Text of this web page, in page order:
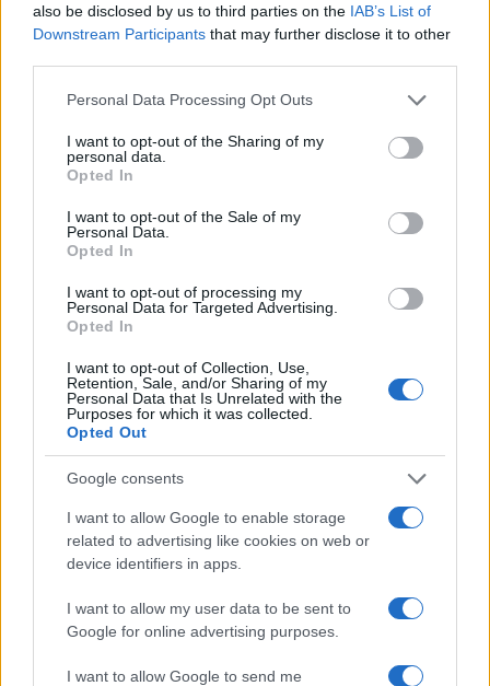
also be disclosed by us to third parties on the IAB’s List of
Downstream Participants that may further disclose it to other
Please note that this website/app uses one or more Google
not limited to your visit or usage behaviour. You may click to
grant or deny consent to Google and its third-party tags to
use your data for below specified purposes in below Google
consent section.
Personal Data Processing Opt Outs
I want to opt-out of the Sharing of my
personal data.
Opted In
I want to opt-out of the Sale of my
Personal Data.
Opted In
I want to opt-out of processing my
Personal Data for Targeted Advertising.
Opted In
I want to opt-out of Collection, Use,
Retention, Sale, and/or Sharing of my
Personal Data that Is Unrelated with the
Purposes for which it was collected.
Opted Out
Google consents
I want to allow Google to enable storage
related to advertising like cookies on web or
device identifiers in apps.
I want to allow my user data to be sent to
Google for online advertising purposes.
I want to allow Google to send me
Η Κατερίνα Γερονικολού στην Λευκάδα:
Φωτογραφίες
06.08.2026
διακοπές της στο Μπόρα Μπόρα και το δίλημμα
– «Είμαι ξαπλωμένη έχοντας αυτή τη θέα»
06.08.2026